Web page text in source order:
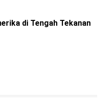
di Tengah Tekanan